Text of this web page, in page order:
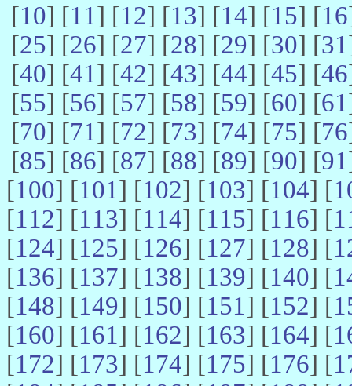
[10] [11] [12] [13] [14] [15] [16
[25] [26] [27] [28] [29] [30] [31
[40] [41] [42] [43] [44] [45] [46
[55] [56] [57] [58] [59] [60] [61
[70] [71] [72] [73] [74] [75] [76
[85] [86] [87] [88] [89] [90] [91
[100] [101] [102] [103] [104] [
[112] [113] [114] [115] [116] [
[124] [125] [126] [127] [128] [
[136] [137] [138] [139] [140] [
[148] [149] [150] [151] [152] [
[160] [161] [162] [163] [164] [
[172] [173] [174] [175] [176] [